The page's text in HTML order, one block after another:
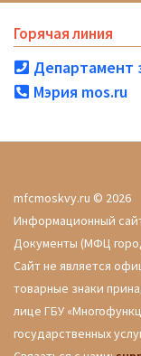
Горячая линия
Департамент
Мэрия mos.ru
mfcmoskvy.ru © 2026
Информационный
Документы (МФЦ
Сайт не является
товарные знаки
лице ГБУ
государственных